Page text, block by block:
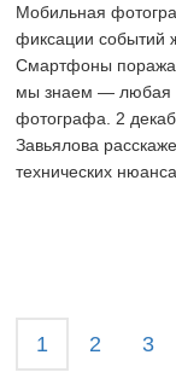
Мобильная
фиксации событий
Смартфоны
мы знаем — любая
фотографа. 2
Завьялова
технических
1 2 3